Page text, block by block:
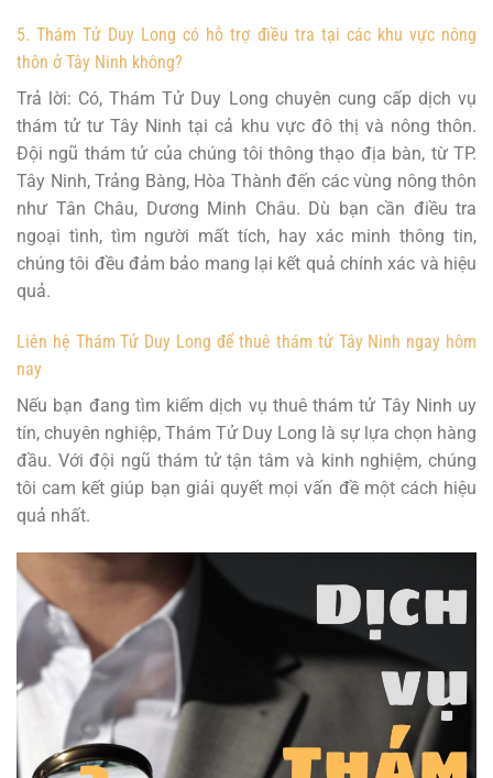
5. Thám Tử Duy Long có hỗ trợ điều tra tại các khu vực nông
thôn ở Tây Ninh không?
Trả lời: Có, Thám Tử Duy Long chuyên cung cấp dịch vụ
thám tử tư Tây Ninh tại cả khu vực đô thị và nông thôn.
Đội ngũ thám tử của chúng tôi thông thạo địa bàn, từ TP.
Tây Ninh, Trảng Bàng, Hòa Thành đến các vùng nông thôn
như Tân Châu, Dương Minh Châu. Dù bạn cần điều tra
ngoại tình, tìm người mất tích, hay xác minh thông tin,
chúng tôi đều đảm bảo mang lại kết quả chính xác và hiệu
quả.
Liên hệ Thám Tử Duy Long để thuê thám tử Tây Ninh ngay hôm
nay
Nếu bạn đang tìm kiếm dịch vụ thuê thám tử Tây Ninh uy
tín, chuyên nghiệp, Thám Tử Duy Long là sự lựa chọn hàng
đầu. Với đội ngũ thám tử tận tâm và kinh nghiệm, chúng
tôi cam kết giúp bạn giải quyết mọi vấn đề một cách hiệu
quả nhất.